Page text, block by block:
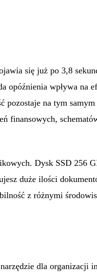
się już po 3,8
wpływa na
na tym
finansowych,
Dysk SSD 256
duże ilości
z różnymi
dla organizacji